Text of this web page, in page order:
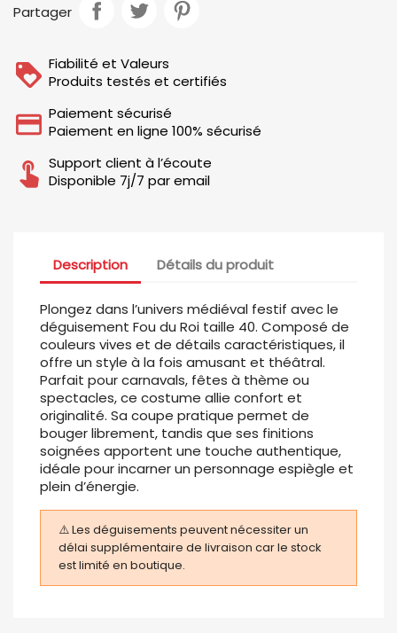
Partager
Fiabilité et Valeurs
Produits testés et certifiés
Paiement sécurisé
Paiement en ligne 100% sécurisé
Support client à l’écoute
Disponible 7j/7 par email
Description Détails du produit
Plongez dans l’univers médiéval festif avec le
déguisement Fou du Roi taille 40. Composé de
couleurs vives et de détails caractéristiques, il
offre un style à la fois amusant et théâtral.
Parfait pour carnavals, fêtes à thème ou
spectacles, ce costume allie confort et
originalité. Sa coupe pratique permet de
bouger librement, tandis que ses finitions
soignées apportent une touche authentique,
idéale pour incarner un personnage espiègle et
plein d’énergie.
⚠️ Les déguisements peuvent nécessiter un
délai supplémentaire de livraison car le stock
est limité en boutique.